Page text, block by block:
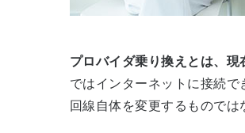
プロバイダ乗り換えとは、
ではインターネットに接続
回線自体を変更するものでは